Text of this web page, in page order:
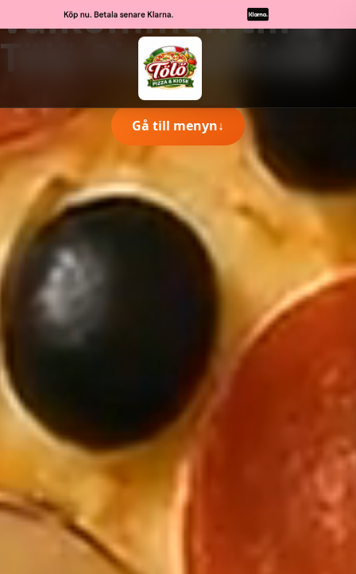
Välkommen till
Tölö Pizza & Kiosk
Gå till menyn↓